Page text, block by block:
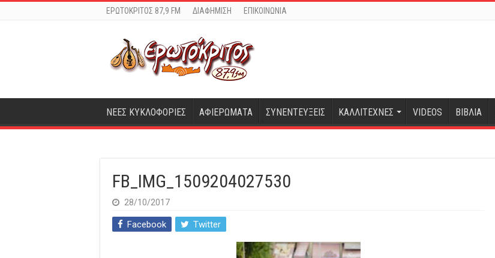
ΕΡΩΤΟΚΡΙΤΟΣ 87,9 FM ΔΙΑΦΗΜΙΣΗ ΕΠΙΚΟΙΝΩΝΙΑ
ΝΕΕΣ ΚΥΚΛΟΦΟΡΙΕΣ ΑΦΙΕΡΩΜΑΤΑ ΣΥΝΕΝΤΕΥΞΕΙΣ ΚΑΛΛΙΤΕΧΝΕΣ VIDEOS ΒΙΒΛΙΑ
FB_IMG_1509204027530
28/10/2017
Facebook Twitter